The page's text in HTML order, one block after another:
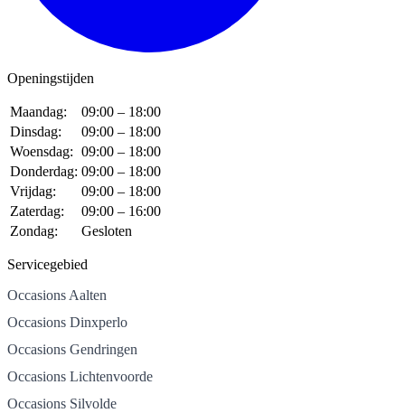
Openingstijden
Maandag:
09:00 – 18:00
Dinsdag:
09:00 – 18:00
Woensdag: 09:00 – 18:00
Donderdag: 09:00 – 18:00
Vrijdag:
09:00 – 18:00
Zaterdag:
09:00 – 16:00
Zondag:
Gesloten
Servicegebied
Occasions Aalten
Occasions Dinxperlo
Occasions Gendringen
Occasions Lichtenvoorde
Occasions Silvolde